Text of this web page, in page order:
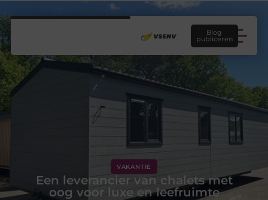
Blog
publiceren
VAKANTIE
Een leverancier van chalets met
oog voor luxe en leefruimte